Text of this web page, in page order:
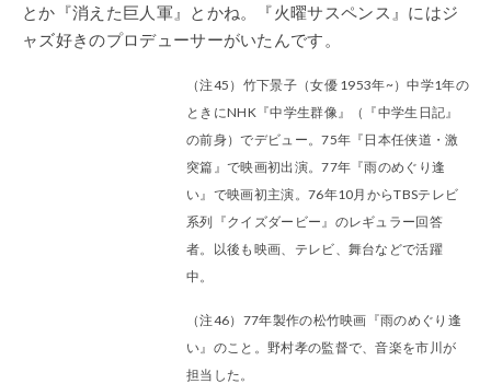
とか『消えた巨人軍』とかね。『火曜サスペンス』にはジ
ャズ好きのプロデューサーがいたんです。
（注45）竹下景子（女優 1953年~）中学1年の
ときにNHK『中学生群像』（『中学生日記』
の前身）でデビュー。75年『日本任侠道・激
突篇』で映画初出演。77年『雨のめぐり逢
い』で映画初主演。76年10月からTBSテレビ
系列『クイズダービー』のレギュラー回答
者。以後も映画、テレビ、舞台などで活躍
中。
（注46）77年製作の松竹映画『雨のめぐり逢
い』のこと。野村孝の監督で、音楽を市川が
担当した。